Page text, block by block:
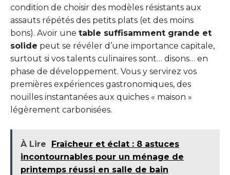
condition de choisir des modèles résistants aux
assauts répétés des petits plats (et des moins
bons). Avoir une table suffisamment grande et
solide peut se révéler d’une importance capitale,
surtout si vos talents culinaires sont… disons… en
phase de développement. Vous y servirez vos
premières expériences gastronomiques, des
nouilles instantanées aux quiches « maison »
légèrement carbonisées.
À Lire
Fraîcheur et éclat : 8 astuces
incontournables pour un ménage de
printemps réussi en salle de bain